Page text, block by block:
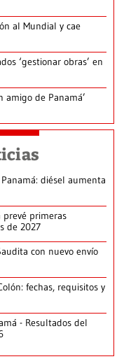
al Mundial y cae
‘gestionar obras’ en
amigo de Panamá’
diésel aumenta
prevé primeras
de 2027
con nuevo envío
fechas, requisitos y
- Resultados del